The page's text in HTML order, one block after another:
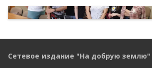
Сетевое издание "На добрую землю"